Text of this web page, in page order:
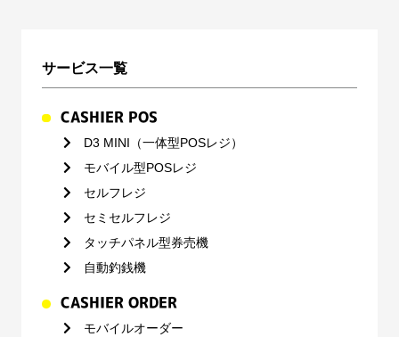
サービス一覧
CASHIER POS
D3 MINI（一体型POSレジ）
モバイル型POSレジ
セルフレジ
セミセルフレジ
タッチパネル型券売機
自動釣銭機
CASHIER ORDER
モバイルオーダー